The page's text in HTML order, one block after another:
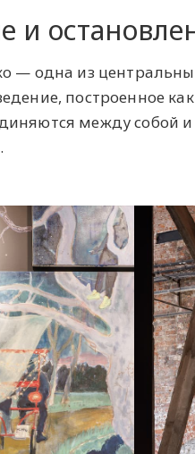
и
— одна из
построенное
между собой